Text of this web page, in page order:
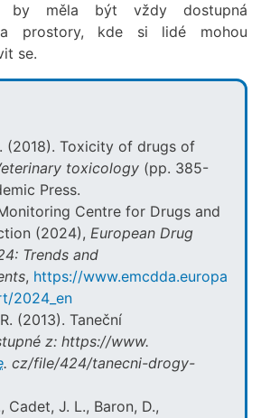
by měla být vždy dostupná
prostory, kde si lidé mohou
se.
(2018). Toxicity of drugs of
toxicology (pp. 385-
Press.
Centre for Drugs and
(2024), European Drug
Trends and
, https://www.emcdda.europa.eu/
2024_en
(2013). Taneční
z: https://www.
. cz/file/424/tanecni-drogy-
Cadet, J. L., Baron, D.,